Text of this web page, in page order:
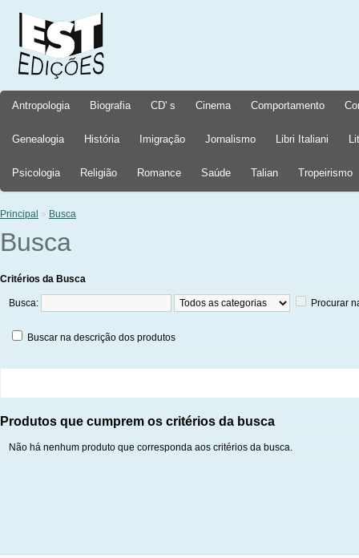
Antropologia Biografia CD' s Cinema Comportamento
Genealogia História Imigração Jornalismo Libri Italiani
Psicologia Religião Romance Saúde Talian Tropeirismo
Principal » Busca
Busca
Critérios da Busca
Busca: Procurar
Buscar na descrição dos produtos
Produtos que cumprem os critérios da busca
Não há nenhum produto que corresponda aos critérios da busca.